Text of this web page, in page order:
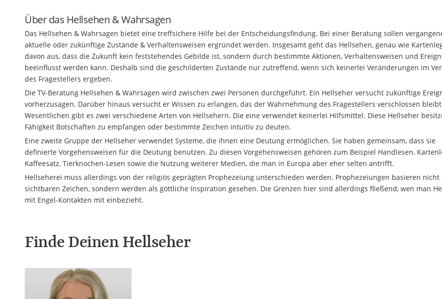
Über das Hellsehen &Wahrsagen
Das Hellsehen & Wahrsagen bietet eine treffsichere Hilfe bei der Entscheidungsfindung. Bei einer Beratung sollen
aktuelle oder zukünftige Zustände & Verhaltensweisen ergründet werden. Insgesamt geht das Hellsehen, genau wie
davon aus, dass die Zukunft kein feststehendes Gebilde ist, sondern durch bestimmte Aktionen, Verhaltensweisen und
beeinflusst werden kann. Deshalb sind die geschilderten Zustände nur zutreffend, wenn sich keinerlei Veränderungen im
des Fragestellers ergeben.
Die TV-Beratung Hellsehen & Wahrsagen wird zwischen zwei Personen durchgeführt. Ein Hellseher versucht zukünftige
vorherzusagen. Darüber hinaus versucht er Wissen zu erlangen, das der Wahrnehmung des Fragestellers verschlossen
Wesentlichen gibt es zwei verschiedene Arten von Hellsehern. Die eine verwendet keinerlei Hilfsmittel. Diese Hellseher
Fähigkeit Botschaften zu empfangen oder bestimmte Zeichen intuitiv zu deuten.
Eine zweite Gruppe der Hellseher verwendet Systeme, die ihnen eine Deutung ermöglichen. Sie haben gemeinsam, dass sie
definierte Vorgehensweisen für die Deutung benutzen. Zu diesen Vorgehensweisen gehören zum Beispiel Handlesen,
Kaffeesatz, Tierknochen-Lesen sowie die Nutzung weiterer Medien, die man in Europa aber eher selten antrifft.
Hellseherei muss allerdings von der religiös geprägten Prophezeiung unterschieden werden. Prophezeiungen basieren nicht
sichtbaren Zeichen, sondern werden als göttliche Inspiration gesehen. Die Grenzen hier sind allerdings fließend, wen man
mit Engel-Kontakten mit einbezieht.
Finde Deinen Hellseher